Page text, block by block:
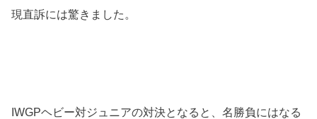
現直訴には驚きました。
IWGPヘビー対ジュニアの対決となると、名勝負にはなる